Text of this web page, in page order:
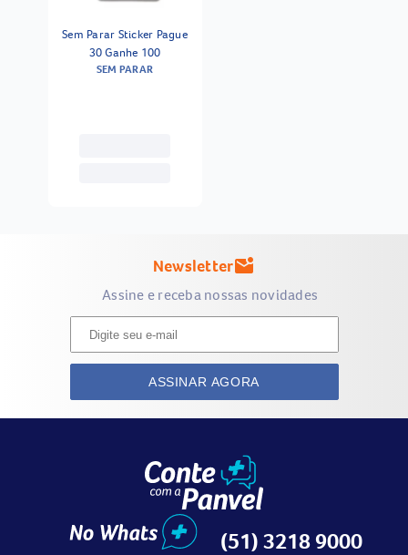
Sem Parar Sticker Pague
30 Ganhe 100
SEM PARAR
Newslettermark_email_unread
Assine e receba nossas novidades
ASSINAR AGORA
(51) 3218 9000